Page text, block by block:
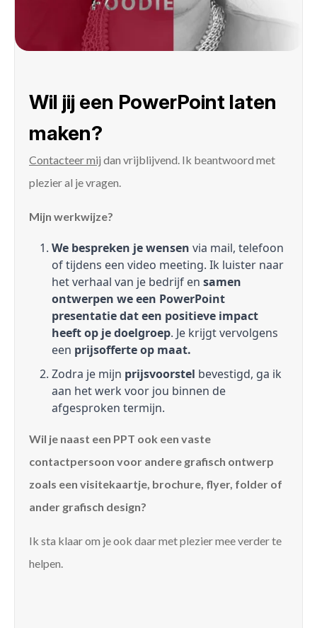
Wil jij een PowerPoint laten
maken?
Contacteer mij dan vrijblijvend. Ik beantwoord met
plezier al je vragen.
Mijn werkwijze?
We bespreken je wensen via mail, telefoon
of tijdens een video meeting. Ik luister naar
het verhaal van je bedrijf en samen
ontwerpen we een PowerPoint
presentatie dat een positieve impact
heeft op je doelgroep. Je krijgt vervolgens
een prijsofferte op maat.
Zodra je mijn prijsvoorstel bevestigd, ga ik
aan het werk voor jou binnen de
afgesproken termijn.
Wil je naast een PPT ook een vaste
contactpersoon voor andere grafisch ontwerp
zoals een visitekaartje, brochure, flyer, folder of
ander grafisch design?
Ik sta klaar om je ook daar met plezier mee verder te
helpen.